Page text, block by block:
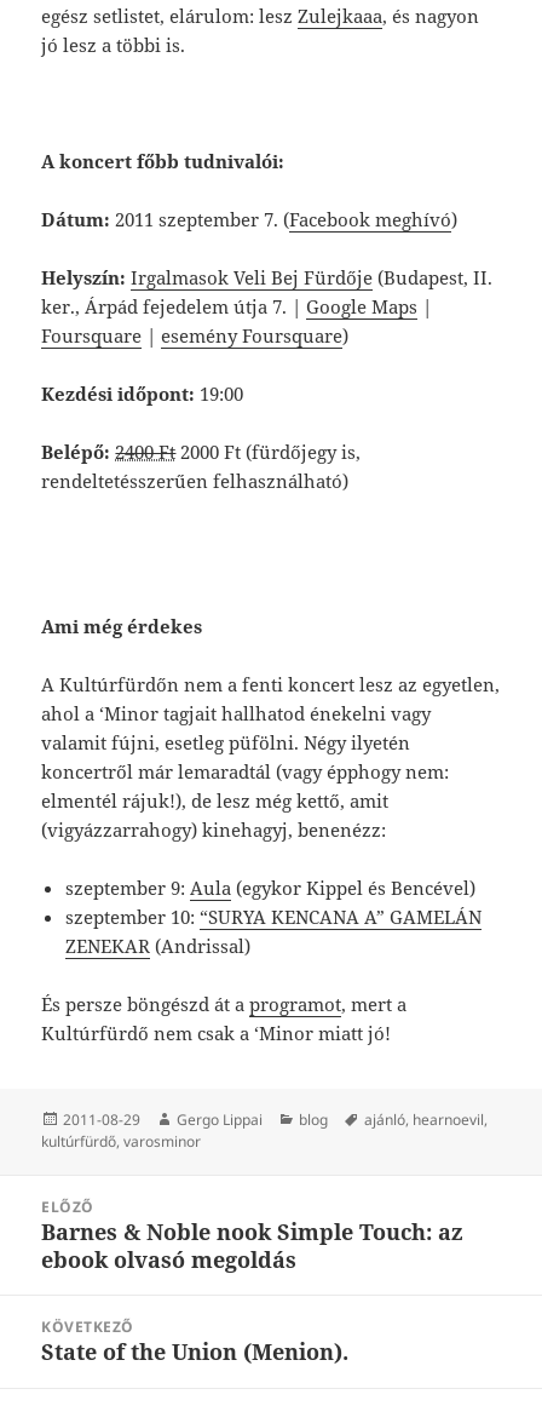
egész setlistet, elárulom: leszZulejkaaa, és nagyon
jó lesz a többi is.
A koncert főbb tudnivalói:
Dátum: 2011 szeptember 7. (Facebook meghívó)
Helyszín: Irgalmasok Veli Bej Fürdője (Budapest, II.
ker., Árpád fejedelem útja 7. |Google Maps |
Foursquare |esemény Foursquare)
Kezdési időpont: 19:00
Belépő: 2400 Ft2000 Ft (fürdőjegy is,
rendeltetésszerűen felhasználható)
Ami még érdekes
A Kultúrfürdőn nem a fenti koncert lesz az egyetlen,
ahol a ‘Minor tagjait hallhatod énekelni vagy
valamit fújni, esetleg püfölni. Négy ilyetén
koncertről már lemaradtál (vagy épphogy nem:
elmentél rájuk!), de lesz még kettő, amit
(vigyázzarrahogy) kinehagyj, benenézz:
szeptember 9: Aula (egykor Kippel és Bencével)
szeptember 10: “SURYA KENCANA A” GAMELÁN
ZENEKAR (Andrissal)
És persze böngészd át aprogramot, mert a
Kultúrfürdő nem csak a ‘Minor miatt jó!
Közzétéve
2011-08-29 Szerző
Gergo Lippai Kategória
blog Címke
ajánló, hearnoevil,
kultúrfürdő,varosminor
navigáció
ELŐZŐ
Korábbi
bejegyzések:
Barnes & Noble nook Simple Touch: az
ebook olvasó megoldás
KÖVETKEZŐ
Következő
State of the Union (Menion).